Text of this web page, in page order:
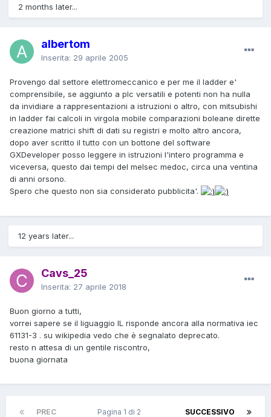
2 months later...
albertom
Inserita: 29 aprile 2005
Provengo dal settore elettromeccanico e per me il ladder e'
comprensibile, se aggiunto a plc versatili e potenti non ha nulla
da invidiare a rappresentazioni a istruzioni o altro, con mitsubishi
in ladder fai calcoli in virgola mobile comparazioni boleane dirette
creazione matrici shift di dati su registri e molto altro ancora,
dopo aver scritto il tutto con un bottone del software
GXDeveloper posso leggere in istruzioni l'intero programma e
viceversa, questo dai tempi del melsec medoc, circa una ventina
di anni orsono.
Spero che questo non sia considerato pubblicita'.
12 years later...
Cavs_25
Inserita: 27 aprile 2018
Buon giorno a tutti,
vorrei sapere se il liguaggio IL risponde ancora alla normativa iec
61131-3 . su wikipedia vedo che è segnalato deprecato.
resto n attesa di un gentile riscontro,
buona giornata
PREC SUCCESSIVO
Pagina 1 di 2